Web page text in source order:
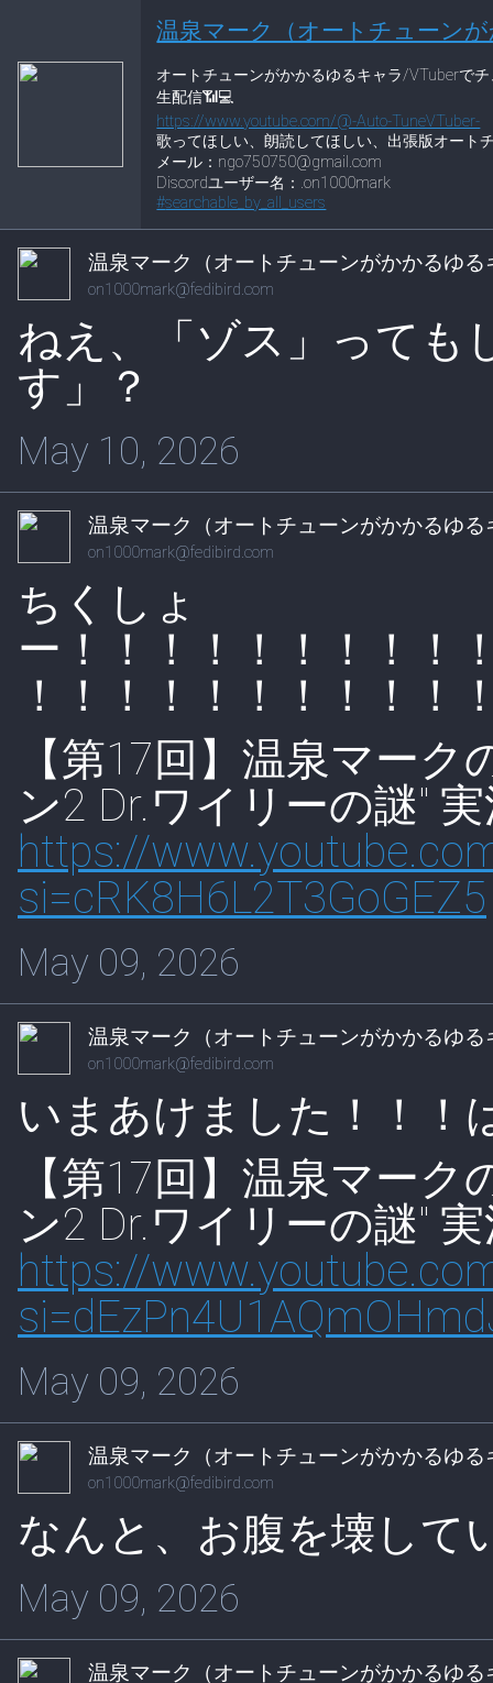
温泉マーク（オートチューン
オートチューンがかかるゆるキャラ/VTuberで
生配信📶💻
https://www.youtube.com/@-Auto-TuneVTuber-
歌ってほしい、朗読してほしい、出張版オート
メール：ngo750750@gmail.com
Discordユーザー名：.on1000mark
#searchable_by_all_users
温泉マーク（オートチューンがかかるゆる
on1000mark@fedibird.com
ねえ、「ゾス」っても
す」？
May 10, 2026
温泉マーク（オートチューンがかかるゆる
on1000mark@fedibird.com
ちくしょ
ー！！！！！！！！！
！！！！！！！！！！
【第17回】温泉マー
ン2 Dr.ワイリーの謎"
https://www.
si=cRK8H6L2T3GoGEZ5
May 09, 2026
温泉マーク（オートチューンがかかるゆる
on1000mark@fedibird.com
いまあけました！！！
【第17回】温泉マー
ン2 Dr.ワイリーの謎"
https://www.
s
May 09, 2026
温泉マーク（オートチューンがかかるゆる
on1000mark@fedibird.com
なんと、お腹を壊して
May 09, 2026
温泉マーク（オートチューンがかかるゆる